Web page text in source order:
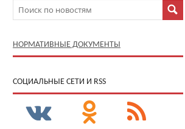
НОРМАТИВНЫЕ ДОКУМЕНТЫ
CОЦИАЛЬНЫЕ СЕТИ И RSS